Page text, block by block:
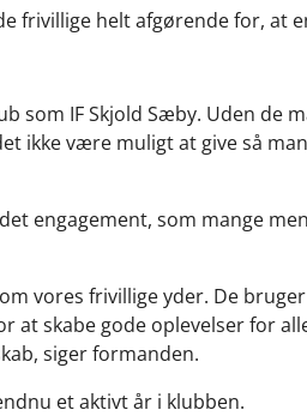
frivillige helt afgørende for, at
som IF Skjold Sæby. Uden
ikke være muligt at give så
engagement, som mange
vores frivillige yder. De
skabe gode oplevelser for
siger formanden.
et aktivt år i klubben.